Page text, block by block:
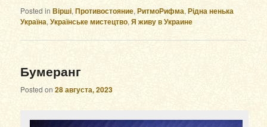
Posted in Вірші,Противостояние,РитмоРифма,Рідна ненька
Україна,Українське мистецтво,Я живу в Украине
Бумеранг
Posted on28 августа, 2023